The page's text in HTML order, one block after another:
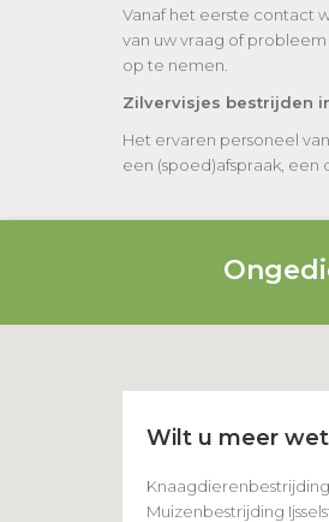
Vanaf het eerste contact
van uw vraag of
op te nemen.
Zilvervisjes bestrijden
Het ervaren personeel
een (spoed)afspraak, een
Wilt u meer
Knaagdierenbestrijding
Muizenbestrijding